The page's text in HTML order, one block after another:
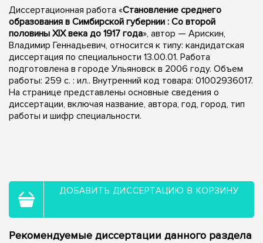
Диссертационная работа «Становление среднего
образования в Симбирской губернии : Со второй
половины XIX века до 1917 года», автор — Арискин,
Владимир Геннадьевич, относится к типу: кандидатская
диссертация по специальности 13.00.01. Работа
подготовлена в городе Ульяновск в 2006 году. Объем
работы: 259 с. : ил.. Внутренний код товара: 01002936017.
На странице представлены основные сведения о
диссертации, включая название, автора, год, город, тип
работы и шифр специальности.
ДОБАВИТЬ ДИССЕРТАЦИЮ В КОРЗИНУ
Рекомендуемые диссертации данного раздела